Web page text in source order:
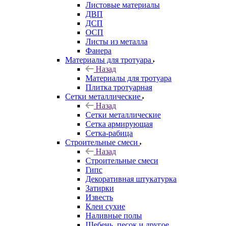
Листовые материалы
ДВП
ДСП
ОСП
Листы из металла
Фанера
Материалы для тротуара
Назад
Материалы для тротуара
Плитка тротуарная
Сетки металлические
Назад
Сетки металлические
Сетка армирующая
Сетка-рабица
Строительные смеси
Назад
Строительные смеси
Гипс
Декоративная штукатурка
Затирки
Известь
Клеи сухие
Наливные полы